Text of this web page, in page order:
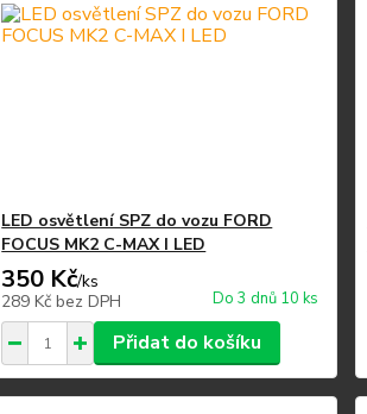
LED osvětlení SPZ do vozu FORD
FOCUS MK2 C-MAX I LED
350 Kč/ks
289 Kčbez DPH Do 3 dnů 10 ks
Přidat do košíku